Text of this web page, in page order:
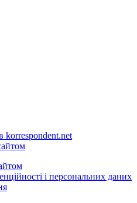
korrespondent.net
і персональних даних